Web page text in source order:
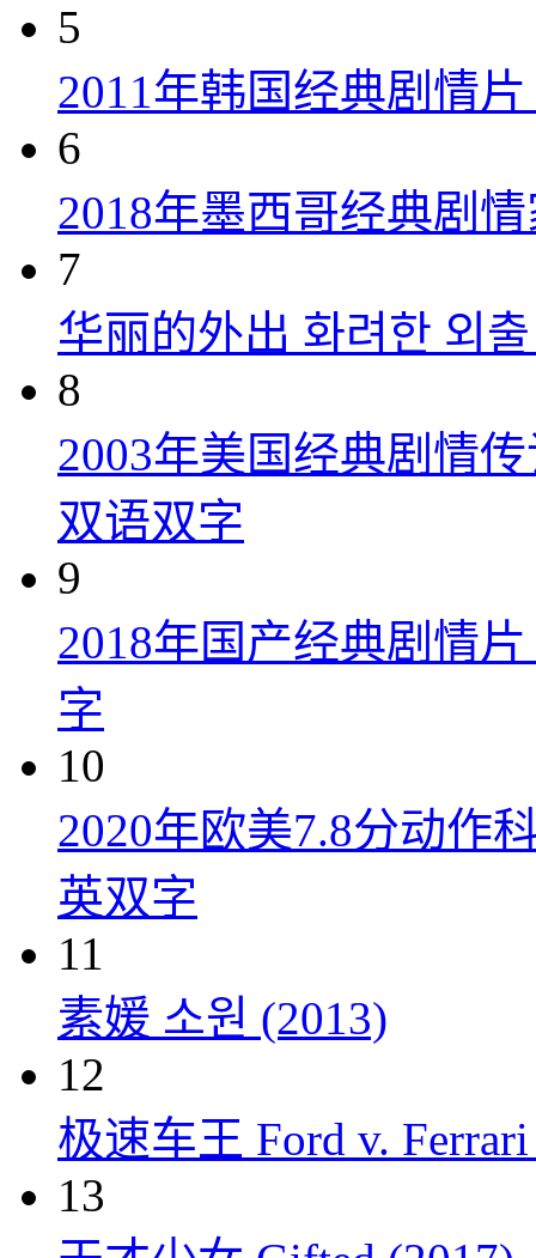
5
2011年韩国经典剧情
6
2018年墨西哥经典剧
7
华丽的外出 화려한 외
8
2003年美国经典剧情
双语双字
9
2018年国产经典剧情
字
10
2020年欧美7.8分动作
英双字
11
素媛 소원 (2013)
12
极速车王 Ford v.
13